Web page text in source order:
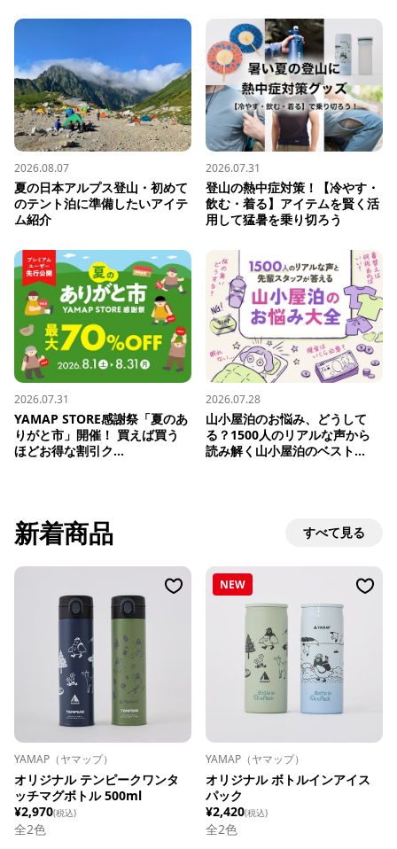
2026.08.07
夏の日本アルプス登山・初めて
のテント泊に準備したいアイテ
ム紹介
2026.07.31
登山の熱中症対策！【冷やす・
飲む・着る】アイテムを賢く活
用して猛暑を乗り切ろう
2026.07.31
YAMAP STORE感謝祭「夏のあ
りがと市」開催！ 買えば買う
ほどお得な割引ク...
2026.07.28
山小屋泊のお悩み、どうして
る？1500人のリアルな声から
読み解く山小屋泊のベスト...
新着商品 すべて見る
YAMAP（ヤマップ）
オリジナル テンピークワンタ
ッチマグボトル 500ml
¥2,970(税込)
全2色
NEW
YAMAP（ヤマップ）
オリジナル ボトルインアイス
パック
¥2,420(税込)
全2色